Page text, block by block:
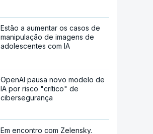
Estão a aumentar os casos de
manipulação de imagens de
adolescentes com IA
OpenAI pausa novo modelo de
IA por risco "crítico" de
cibersegurança
Em encontro com Zelensky.